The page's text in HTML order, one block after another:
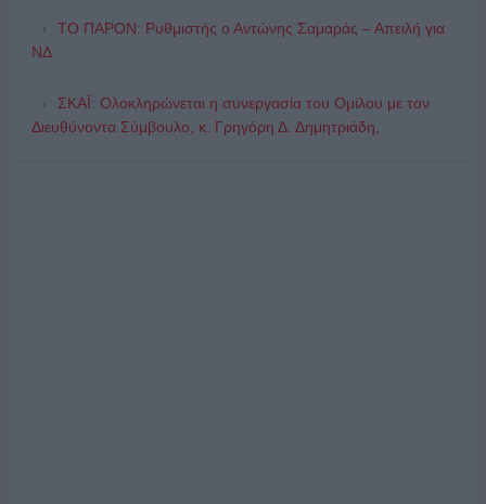
ΤΟ ΠΑΡΟΝ: Ρυθμιστής ο Αντώνης Σαμαράς – Απειλή για
ΝΔ
ΣΚΑΪ: Ολοκληρώνεται η συνεργασία του Ομίλου με τον
Διευθύνοντα Σύμβουλο, κ. Γρηγόρη Δ. Δημητριάδη,